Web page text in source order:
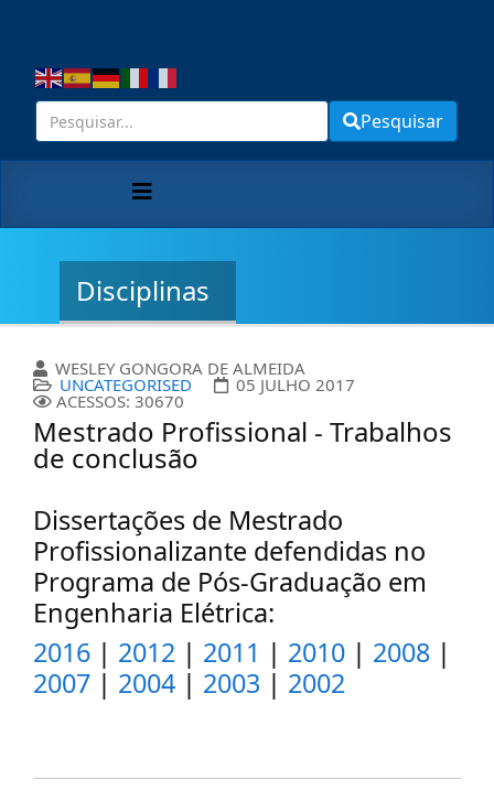
Pesquisar
Disciplinas
WESLEY GONGORA DE ALMEIDA
UNCATEGORISED 05 JULHO 2017
ACESSOS: 30670
Mestrado Profissional - Trabalhos
de conclusão
Dissertações de Mestrado
Profissionalizante defendidas no
Programa de Pós-Graduação em
Engenharia Elétrica:
2016 | 2012 | 2011 | 2010 | 2008 |
2007 | 2004 | 2003 | 2002